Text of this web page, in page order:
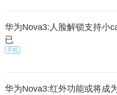
华为Nova3:人脸解锁支持小
已
手机
华为Nova3:红外功能或将成